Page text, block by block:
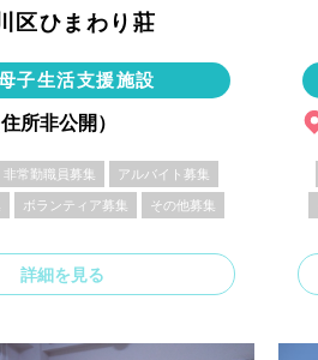
区ひまわり莊
子生活支援施設
所非公開）
非常勤職員募集 アルバイト募集
ボランティア募集 その他募集
詳細を見る